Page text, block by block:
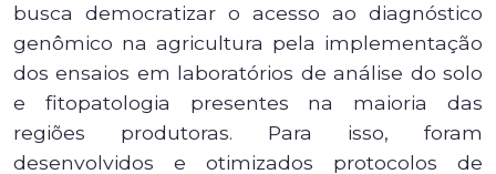
busca democratizar o acesso ao diagnóstico
genômico na agricultura pela implementação
dos ensaios em laboratórios de análise do solo
e fitopatologia presentes na maioria das
regiões produtoras. Para isso, foram
desenvolvidos e otimizados protocolos de